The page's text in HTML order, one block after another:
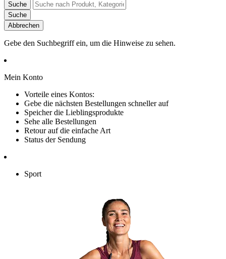
Suche
Suche
Abbrechen
Gebe den Suchbegriff ein, um die Hinweise zu sehen.
Mein Konto
Vorteile eines Kontos:
Gebe die nächsten Bestellungen schneller auf
Speicher die Lieblingsprodukte
Sehe alle Bestellungen
Retour auf die einfache Art
Status der Sendung
Sport